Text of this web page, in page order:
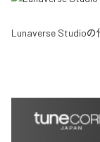
Lunaverse Studioの